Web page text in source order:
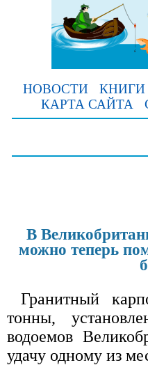
НОВОСТИ КНИГИ
КАРТА САЙТА
В
можно теперь
Гранитный
тонны,
водоемов
удачу одному из